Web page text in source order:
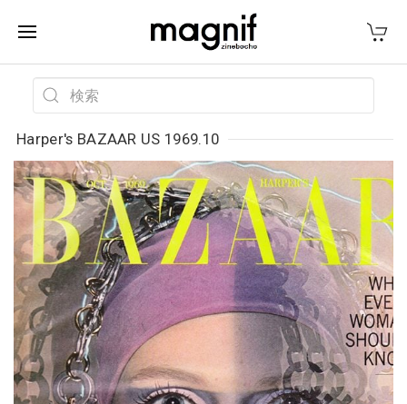
Harper's BAZAAR US 1969.10